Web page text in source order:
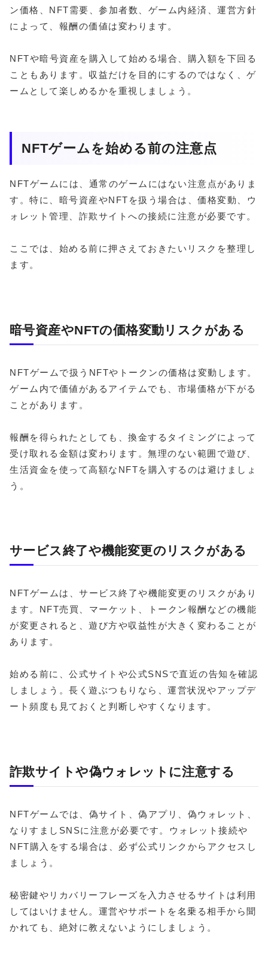
ン価格、NFT需要、参加者数、ゲーム内経済、運営方針
によって、報酬の価値は変わります。
NFTや暗号資産を購入して始める場合、購入額を下回る
こともあります。収益だけを目的にするのではなく、ゲ
ームとして楽しめるかを重視しましょう。
NFTゲームを始める前の注意点
NFTゲームには、通常のゲームにはない注意点がありま
す。特に、暗号資産やNFTを扱う場合は、価格変動、ウ
ォレット管理、詐欺サイトへの接続に注意が必要です。
ここでは、始める前に押さえておきたいリスクを整理し
ます。
暗号資産やNFTの価格変動リスクがある
NFTゲームで扱うNFTやトークンの価格は変動します。
ゲーム内で価値があるアイテムでも、市場価格が下がる
ことがあります。
報酬を得られたとしても、換金するタイミングによって
受け取れる金額は変わります。無理のない範囲で遊び、
生活資金を使って高額なNFTを購入するのは避けましょ
う。
サービス終了や機能変更のリスクがある
NFTゲームは、サービス終了や機能変更のリスクがあり
ます。NFT売買、マーケット、トークン報酬などの機能
が変更されると、遊び方や収益性が大きく変わることが
あります。
始める前に、公式サイトや公式SNSで直近の告知を確認
しましょう。長く遊ぶつもりなら、運営状況やアップデ
ート頻度も見ておくと判断しやすくなります。
詐欺サイトや偽ウォレットに注意する
NFTゲームでは、偽サイト、偽アプリ、偽ウォレット、
なりすましSNSに注意が必要です。ウォレット接続や
NFT購入をする場合は、必ず公式リンクからアクセスし
ましょう。
秘密鍵やリカバリーフレーズを入力させるサイトは利用
してはいけません。運営やサポートを名乗る相手から聞
かれても、絶対に教えないようにしましょう。